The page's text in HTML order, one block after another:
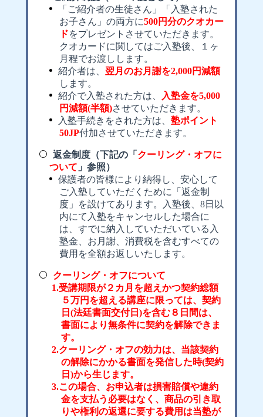
「ご紹介者の生徒さん」「入塾された
お子さん」の両方に500円分のクオカー
ドをプレゼントさせていただきます。
クオカードに関してはご入塾後、１ヶ
月程でお渡しします。
紹介者は、 翌月のお月謝を2,000円減額
します。
紹介で入塾された方は、
入塾金を5,000
円減額(半額)させていただきます。
入塾手続きをされた方は、 塾ポイント
50JP付加させていただきます。
返金制度（下記の「 クーリング・オフに
ついて 」参照）
保護者の皆様により納得し、安心して
ご入塾していただくために「返金制
度」を設けてあります。入塾後、8日以
内にて入塾をキャンセルした場合に
は、すでに納入していただいている入
塾金、お月謝、消費税を含むすべての
費用を全額お返しいたします。
クーリング・オフについて
受講期限が２カ月を超えかつ契約総額
５万円を超える講座に限っては、契約
日(法廷書面交付日)を含む８日間は、
書面により無条件に契約を解除できま
す。
クーリング・オフの効力は、当該契約
の解除にかかる書面を発信した時(契約
日)から生じます。
この場合、お申込者は損害賠償や違約
金を支払う必要はなく、商品の引き取
りや権利の返還に要する費用は当塾が